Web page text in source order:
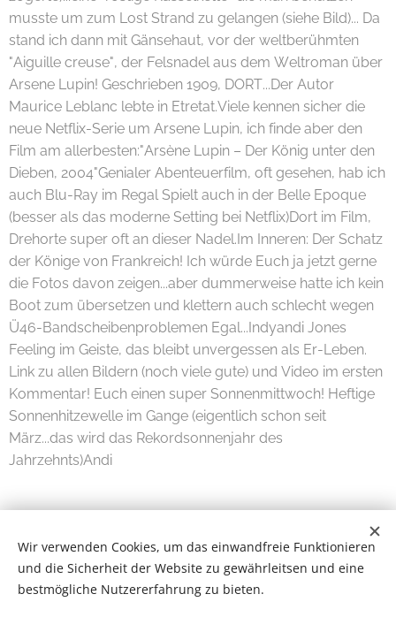
musste um zum Lost Strand zu gelangen (siehe Bild)... Da
stand ich dann mit Gänsehaut, vor der weltberühmten
"Aiguille creuse", der Felsnadel aus dem Weltroman über
Arsene Lupin! Geschrieben 1909, DORT...Der Autor
Maurice Leblanc lebte in Etretat.Viele kennen sicher die
neue Netflix-Serie um Arsene Lupin, ich finde aber den
Film am allerbesten:"Arsène Lupin – Der König unter den
Dieben, 2004"Genialer Abenteuerfilm, oft gesehen, hab ich
auch Blu-Ray im Regal Spielt auch in der Belle Epoque
(besser als das moderne Setting bei Netflix)Dort im Film,
Drehorte super oft an dieser Nadel.Im Inneren: Der Schatz
der Könige von Frankreich! Ich würde Euch ja jetzt gerne
die Fotos davon zeigen...aber dummerweise hatte ich kein
Boot zum übersetzen und klettern auch schlecht wegen
Ü46-Bandscheibenproblemen Egal...Indyandi Jones
Feeling im Geiste, das bleibt unvergessen als Er-Leben.
Link zu allen Bildern (noch viele gute) und Video im ersten
Kommentar! Euch einen super Sonnenmittwoch! Heftige
Sonnenhitzewelle im Gange (eigentlich schon seit
März...das wird das Rekordsonnenjahr des
Jahrzehnts)Andi
Wir verwenden Cookies, um das einwandfreie Funktionieren
und die Sicherheit der Website zu gewährleitsen und eine
bestmögliche Nutzererfahrung zu bieten.